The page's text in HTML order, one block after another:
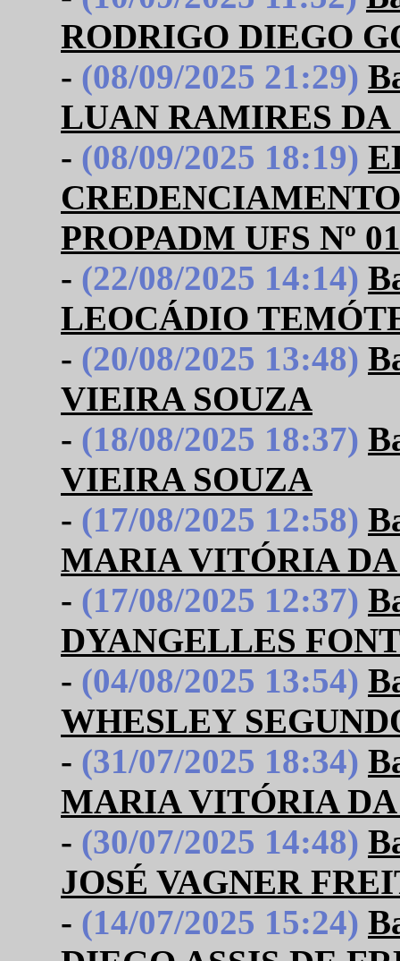
RODRIGO DIEGO
- (08/09/2025 21:29)
LUAN RAMIRES DA
- (08/09/2025 18:19)
PROPADM UFS Nº
- (22/08/2025 14:14)
LEOCÁDIO
- (20/08/2025 13:48)
VIEIRA SOUZA
- (18/08/2025 18:37)
VIEIRA SOUZA
- (17/08/2025 12:58)
MARIA VITÓRIA DA
- (17/08/2025 12:37)
DYANGELLES
- (04/08/2025 13:54)
WHESLEY
- (31/07/2025 18:34)
MARIA VITÓRIA DA
- (30/07/2025 14:48)
JOSÉ VAGNER
- (14/07/2025 15:24)